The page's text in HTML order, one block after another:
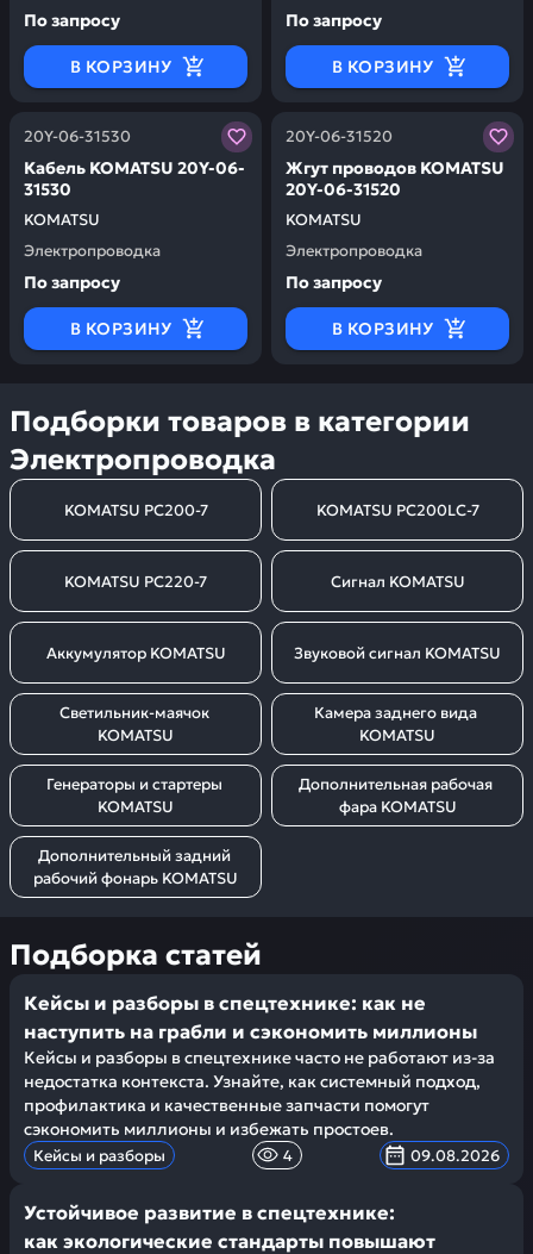
По запросу
В КОРЗИНУ
По запросу
В КОРЗИНУ
20Y-06-31530
KOMATSU
Кабель KOMATSU 20Y-06-
31530
Электропроводка
Заказывая запчасти у нас, вы получаете гарантию
По запросу
В КОРЗИНУ
20Y-06-31520
KOMATSU
Жгут проводов KOMATSU
20Y-06-31520
Электропроводка
Заказывая запчасти у
По запросу
В КОРЗИНУ
Подборки товаров в категории
Электропроводка
KOMATSU PC200-7 KOMATSU PC200LC-7
KOMATSU PC220-7 Сигнал KOMATSU
Аккумулятор KOMATSU Звуковой сигнал KOMATSU
Светильник-маячок
KOMATSU
Камера заднего вида
KOMATSU
Генераторы и стартеры
KOMATSU
Дополнительная рабочая
фара KOMATSU
Дополнительный задний
рабочий фонарь KOMATSU
Подборка статей
Кейсы и разборы в спецтехнике: как не
наступить на грабли и сэкономить миллионы
Кейсы и разборы в спецтехнике часто не работают из-за
недостатка контекста. Узнайте, как системный подход,
профилактика и качественные запчасти помогут
сэкономить миллионы и избежать простоев.
Кейсы и разборы 4 09.08.2026
Устойчивое развитие в спецтехнике:
как экологические стандарты повышают